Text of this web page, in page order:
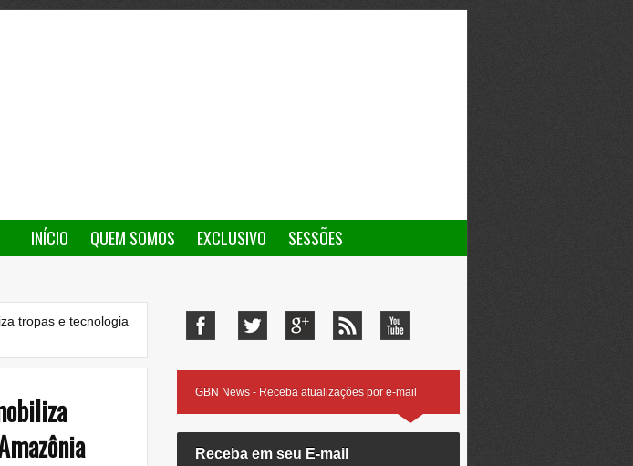
INÍCIO QUEM SOMOS EXCLUSIVO
SESSÕES
tropas e tecnologia
GBN News - Receba atualizações por e-mail
Receba em seu E-mail